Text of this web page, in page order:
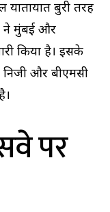
बुरी तरह
ने मुंबई और
किया है। इसके
निजी और बीएमसी
पर